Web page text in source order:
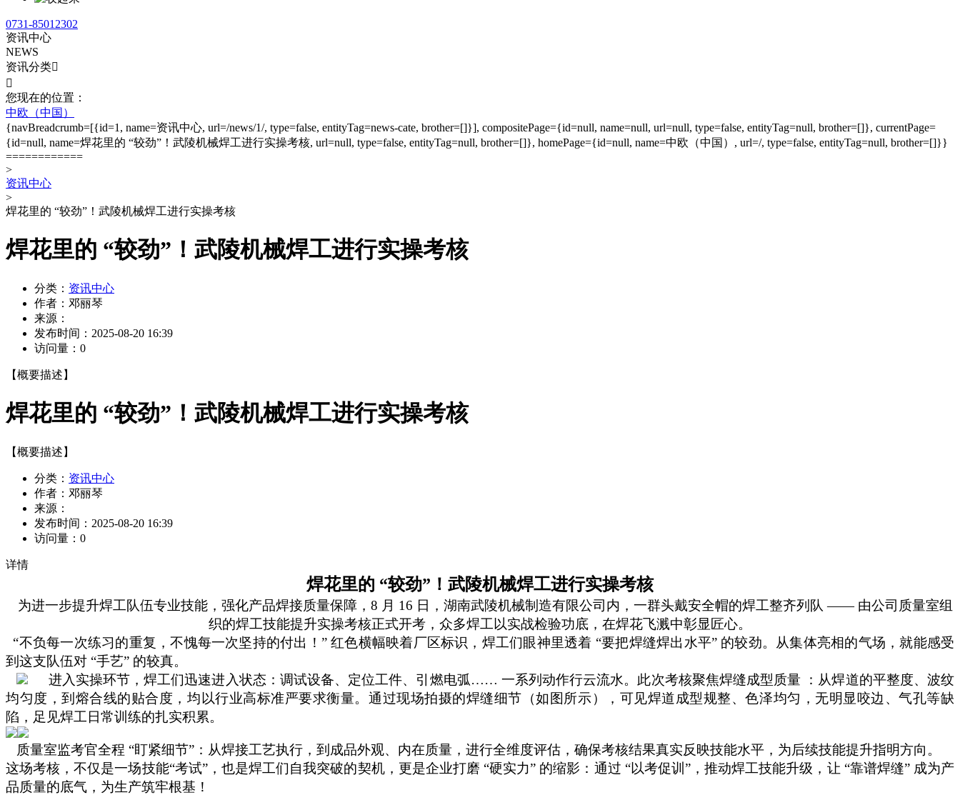
0731-85012302
资讯中心
NEWS
资讯分类

您现在的位置：
中欧（中国）
{navBreadcrumb=[{id=1, name=资讯中心, url=/news/1/, type=false, entityTag=news-cate, brother=[]}], compositePage={id=null, name=null, url=null, type=false, entityTag=null, brother=[]}, currentPage=
{id=null, name=焊花里的 “较劲”！武陵机械焊工进行实操考核, url=null, type=false, entityTag=null, brother=[]}, homePage={id=null, name=中欧（中国）, url=/, type=false, entityTag=null, brother=[]}}
============
>
资讯中心
>
焊花里的 “较劲”！武陵机械焊工进行实操考核
焊花里的 “较劲”！武陵机械焊工进行实操考核
分类： 资讯中心
作者： 邓丽琴
来源：
发布时间： 2025-08-20 16:39
访问量： 0
【概要描述】
焊花里的 “较劲”！武陵机械焊工进行实操考核
【概要描述】
分类： 资讯中心
作者： 邓丽琴
来源：
发布时间： 2025-08-20 16:39
访问量： 0
详情
焊花里的 “较劲”！武陵机械焊工进行实操考核
为进一步提升焊工队伍专业技能，强化产品焊接质量保障 ， 8 月 16 日， 湖南武陵机械制造有限公司内 ，一群头戴安全帽的焊工整齐列队 —— 由公司 质量室组
织的焊工技能提升实操考核正式开考，众多焊工以实战检验功底，在焊花飞溅中彰显匠心。
“不负每一次练习的重复，不愧每一次坚持的付出！” 红色横幅映着厂区标识，焊工们眼神里透着 “要把焊缝焊出水平” 的较劲。从集体亮相的气场，就能感受
到这支队伍对 “手艺” 的较真。
进入实操环节，焊工们迅速进入状态：调试设备、定位工件、引燃电弧…… 一系列动作行云流水。此次考核聚焦焊缝成型质量 ：从焊道的平整度、波纹
均匀度，到熔合线的贴合度，均以行业高标准严要求衡量。通过现场拍摄的焊缝细节（如图所示），可见焊道成型规整、色泽均匀，无明显咬边、气孔等缺
陷，足见焊工日常训练的扎实积累。
质量室监考官全程 “盯紧细节”：从焊接工艺执行，到成品外观、内在质量，进行全维度评估，确保考核结果真实反映技能水平，为后续技能提升指明方向。
这场考核，不仅是一场技能“考试”， 也是焊工们自我突破的契机，更是企业打磨 “硬实力” 的缩影：通过 “以考促训”，推动焊工技能升级，让 “靠谱焊缝” 成为产
品质量的底气，为生产筑牢根基！